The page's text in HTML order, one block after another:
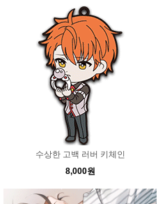
수상한 고백 러버 키체인
8,000원